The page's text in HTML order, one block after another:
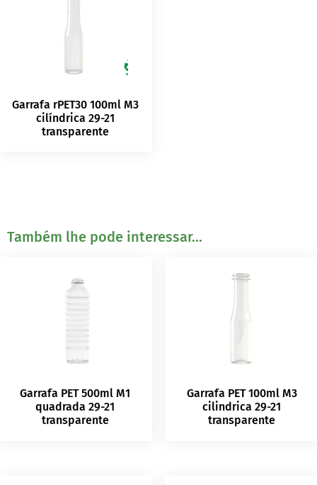
Garrafa rPET30 100ml M3
cilíndrica 29-21
transparente
Também lhe pode interessar...
Garrafa PET 500ml M1
quadrada 29-21
transparente
Garrafa PET 100ml M3
cilindrica 29-21
transparente